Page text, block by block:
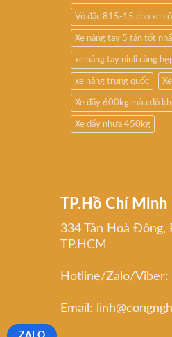
Vỏ đặc 815-15 cho xe
Xe nâng tay 5 tấn tốt
xe nâng tay niuli càng
xe nâng trung quốc
Xe đẩy 600kg màu đỏ
Xe đẩy nhựa 450kg
TP.Hồ Chí Minh
334 Tân Hoà Đông,
TP.HCM
Hotline/Zalo/Viber:
Email: